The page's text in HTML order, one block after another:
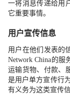
一将消息传递给用
它重要事情。
用户宣传信息
用户在他们发表的
Network China的服
运输货物、付款、
是用户单方宣传行为
有义务为这类宣传